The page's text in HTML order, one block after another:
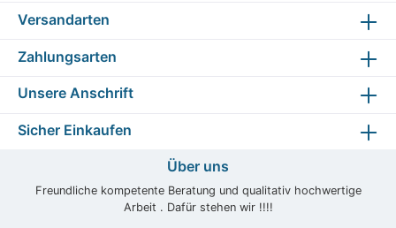
Versandarten
Zahlungsarten
Unsere Anschrift
Sicher Einkaufen
Über uns
Freundliche kompetente Beratung und qualitativ hochwertige
Arbeit . Dafür stehen wir !!!!